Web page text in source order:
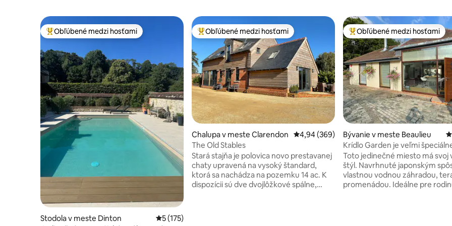
Najobľúbenejšie medzi hosťami
Obľúbené medzi hosťami
Stodola v meste Dinton Priemerné ohodnotenie 5 z 5, počet hodnotení: 175
5 (175)
Najobľúbenejšie medzi hosťami
Obľúbené medzi hosťami
Chalupa v meste Clarendon Priemerné ohodnotenie 4,94 z 5, počet
4,94 (369)
The Old Stables
Stará stajňa je polovica novo prestavanej
chaty upravená na vysoký štandard,
ktorá sa nachádza na pozemku 14 ac. K
dispozícii sú dve dvojlôžkové spálne,
Najobľúbenejšie medzi hosťami
Obľúbené medzi hosťami
Bývanie v meste Beaulieu
Krídlo Garden je veľmi
miesto
Toto jedinečné miesto má svoj
štýl. Navrhnuté japonským spôsobom s
vlastnou vodnou záhradou,
promenádou. Ideálne pre